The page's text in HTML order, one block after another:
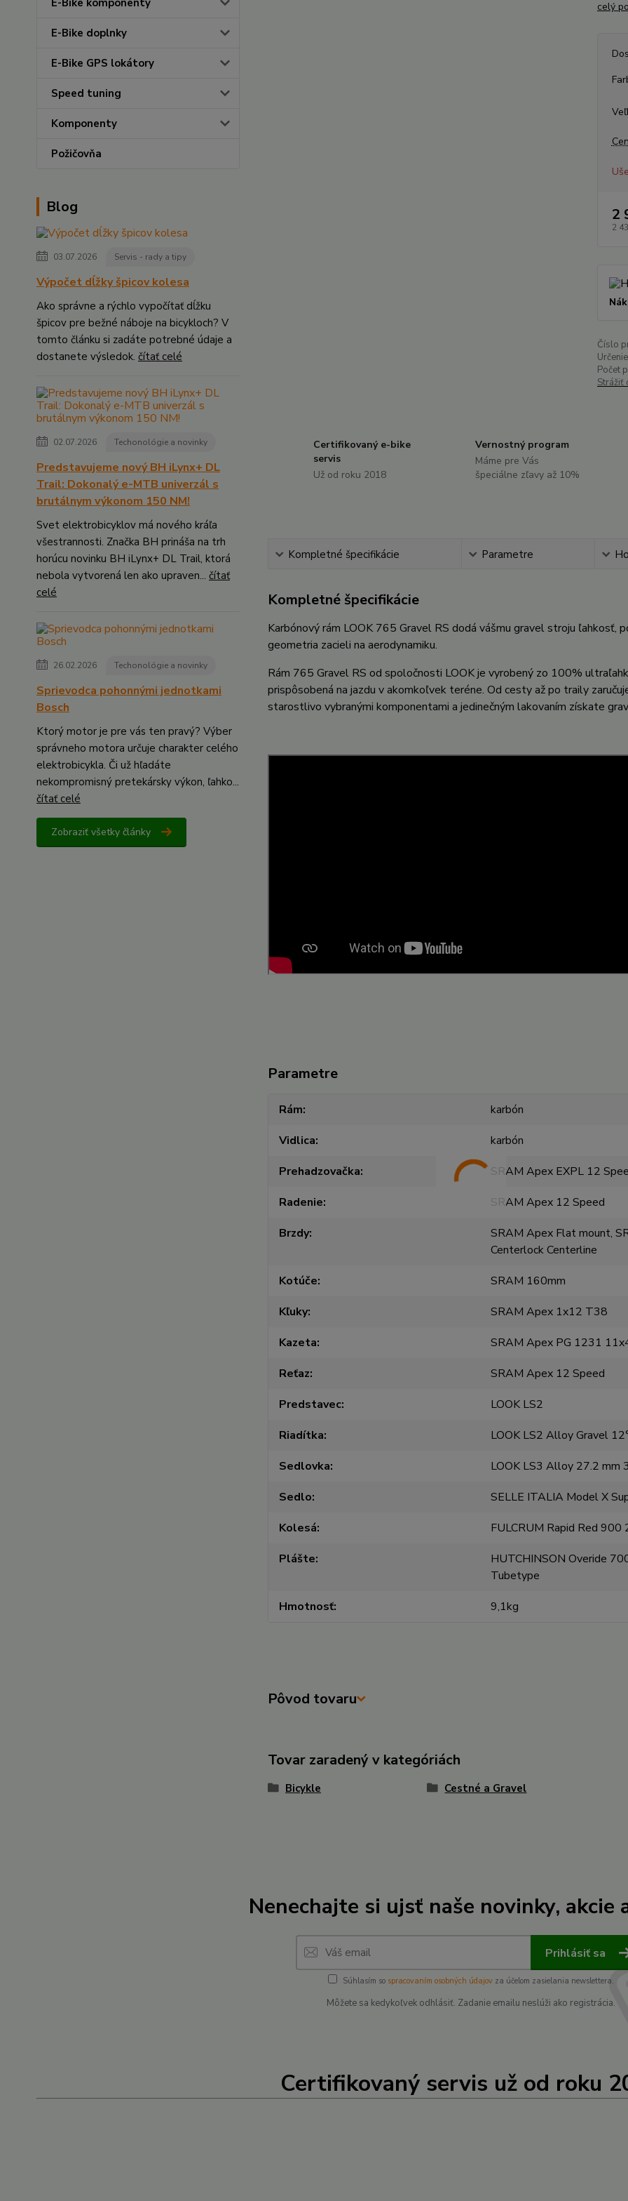
E-Bike doplnky
E-Bike GPS lokátory
Speed tuning
Komponenty
Požičovňa
Blog
03.07.2026 Servis - rady a tipy
Výpočet dĺžky špicov kolesa
Ako správne a rýchlo vypočítať dĺžku
špicov pre bežné náboje na bicykloch? V
tomto článku si zadáte potrebné údaje a
dostanete výsledok. čítať celé
02.07.2026 Techonológie a novinky
Predstavujeme nový BH iLynx+ DL
Trail: Dokonalý e-MTB univerzál s
brutálnym výkonom 150 NM!
Svet elektrobicyklov má nového kráľa
všestrannosti. Značka BH prináša na trh
horúcu novinku BH iLynx+ DL Trail, ktorá
nebola vytvorená len ako upraven... čítať
celé
26.02.2026 Techonológie a novinky
Sprievodca pohonnými jednotkami
Bosch
Ktorý motor je pre vás ten pravý? Výber
správneho motora určuje charakter celého
elektrobicykla. Či už hľadáte
nekompromisný pretekársky výkon, ľahko...
čítať celé
Zobraziť všetky články
celý
2
2
Číslo
Počet
Strážiť
Certifikovaný e-bike
servis
Už od roku 2018
Vernostný program
Máme pre Vás
špeciálne zľavy až 10%
Kompletné špecifikácie Parametre
Kompletné špecifikácie
Karbónový rám LOOK 765 Gravel RS dodá vášmu gravel stroju ľahkosť,
geometria zacieli na aerodynamiku.
Rám 765 Gravel RS od spoločnosti LOOK je vyrobený zo 100%
prispôsobená na jazdu v akomkoľvek teréne. Od cesty až po traily
starostlivo vybranými komponentami a jedinečným lakovaním získate
Parametre
Rám
karbón
Vidlica
karbón
Prehadzovačka
SRAM Apex EXPL 12
Radenie
SRAM Apex 12 Speed
Brzdy
SRAM Apex Flat mount,
Centerlock Centerline
Kotúče
SRAM 160mm
Kľuky
SRAM Apex 1x12 T38
Kazeta
SRAM Apex PG 1231
Reťaz
SRAM Apex 12 Speed
Predstavec
LOOK LS2
Riadítka
LOOK LS2 Alloy Gravel
Sedlovka
LOOK LS3 Alloy 27.2 mm
Sedlo
SELLE ITALIA Model X
Kolesá
FULCRUM Rapid Red 900
Plášte
HUTCHINSON Overide
Tubetype
Hmotnosť
9,1kg
Pôvod tovaru
Tovar zaradený v kategóriách
Bicykle Cestné a Gravel
Nenechajte si ujsť naše novinky, akcie
Prihlásiť sa
Súhlasím so spracovaním osobných údajov za účelom zasielania newslettera.
Môžete sa kedykoľvek odhlásiť. Zadanie emailu neslúži ako registrácia.
Certifikovaný servis už od roku